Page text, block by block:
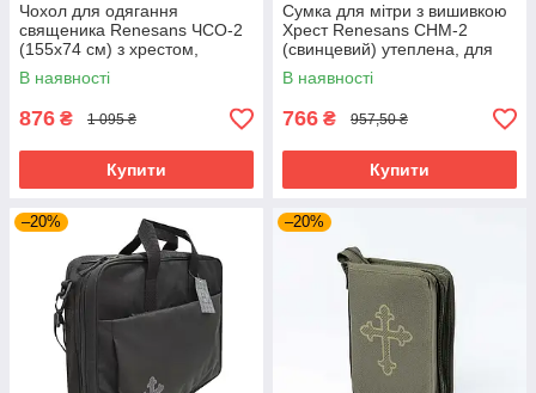
Чохол для одягання
священика Renesans ЧСО-2
(155х74 см) з хрестом,
поліестер, олія
В наявності
876 ₴ 1 095 ₴
Купити
Сумка для мітри з вишивкою
Хрест Renesans СНМ-2
(свинцевий) утеплена, для
зберігання та перенесення
В наявності
766 ₴ 957,50 ₴
Купити
–20% –20%